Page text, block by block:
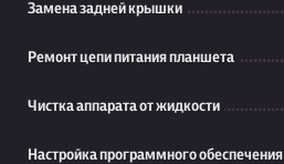
Замена задней крышки
Ремонт цепи питания планшета
Чистка аппарата от жидкости
Настройка программного обеспечения